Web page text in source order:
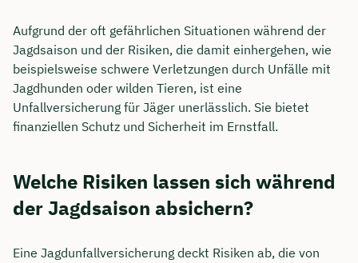
Aufgrund der oft gefährlichen Situationen während der
Jagdsaison und der Risiken, die damit einhergehen, wie
beispielsweise schwere Verletzungen durch Unfälle mit
Jagdhunden oder wilden Tieren, ist eine
Unfallversicherung für Jäger unerlässlich. Sie bietet
finanziellen Schutz und Sicherheit im Ernstfall.
Welche Risiken lassen sich während
der Jagdsaison absichern?
Eine Jagdunfallversicherung deckt Risiken ab, die von